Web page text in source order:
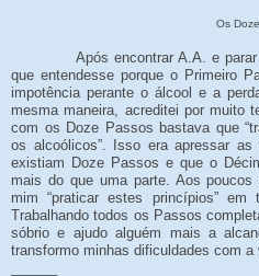
Os
Após encontrar A.A. e
que entendesse porque o Primeiro
impotência perante o álcool e a
mesma maneira, acreditei por muito
com os Doze Passos bastava que
os alcoólicos”. Isso era apressar
existiam Doze Passos e que o
mais do que uma parte. Aos
mim “praticar estes princípios”
Trabalhando todos os Passos
sóbrio e ajudo alguém mais a
transformo minhas dificuldades com a